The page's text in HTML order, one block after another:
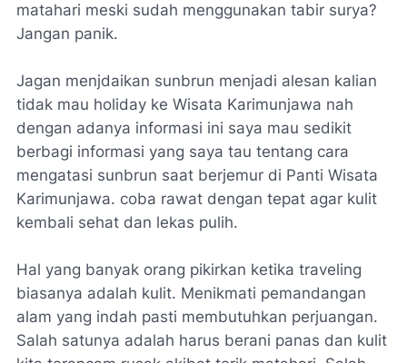
matahari meski sudah menggunakan tabir surya?
Jangan panik.
Jagan menjdaikan sunbrun menjadi alesan kalian
tidak mau holiday ke Wisata Karimunjawa nah
dengan adanya informasi ini saya mau sedikit
berbagi informasi yang saya tau tentang cara
mengatasi sunbrun saat berjemur di Panti Wisata
Karimunjawa. coba rawat dengan tepat agar kulit
kembali sehat dan lekas pulih.
Hal yang banyak orang pikirkan ketika traveling
biasanya adalah kulit. Menikmati pemandangan
alam yang indah pasti membutuhkan perjuangan.
Salah satunya adalah harus berani panas dan kulit